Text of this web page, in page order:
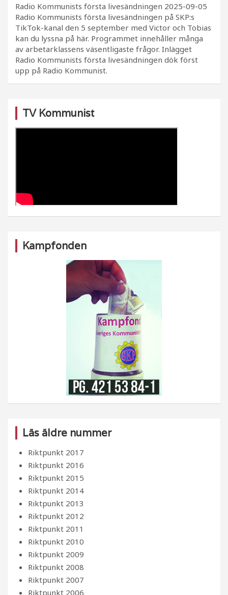
Radio Kommunists första livesändningen 2025-09-05
Radio Kommunists första livesändningen på SKP:s
TikTok-kanal den 5 september med Victor och Tobias
kan du lyssna på här. Programmet innehåller många
av arbetarklassens väsentligaste frågor. Inlägget
Radio Kommunists första livesändningen dök först
upp på Radio Kommunist.
TV Kommunist
Kampfonden
Läs äldre nummer
Riktpunkt 2017
Riktpunkt 2016
Riktpunkt 2015
Riktpunkt 2014
Riktpunkt 2013
Riktpunkt 2012
Riktpunkt 2011
Riktpunkt 2010
Riktpunkt 2009
Riktpunkt 2008
Riktpunkt 2007
Riktpunkt 2006